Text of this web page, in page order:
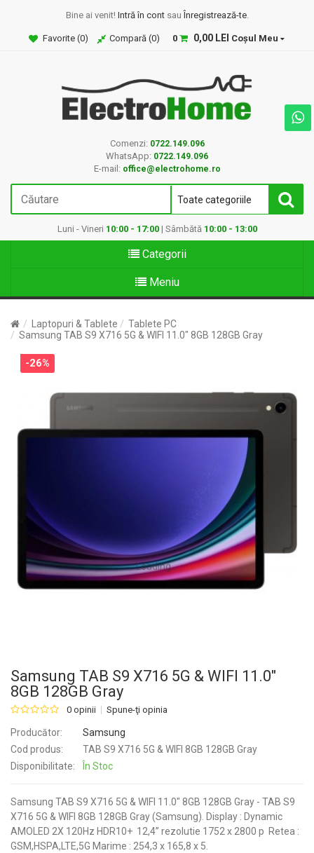
Bine ai venit! Intră în contsau Înregistrează-te.
Favorite (0) Compară (0) 0 0,00 LEI Coșul Meu
Comenzi: 0722.149.096
WhatsApp: 0722.149.096
E-mail: office@electrohome.ro
Luni - Vineri 10:00 - 17:00| Sâmbătă 10:00 - 13:00
Categorii
Meniu
Laptopuri & Tablete
Tablete PC
Samsung TAB S9 X716 5G & WIFI 11.0" 8GB 128GB Gray
Loading...
-26%
Samsung TAB S9 X716 5G & WIFI 11.0"
8GB 128GB Gray
0 opinii Spune-ţi opinia
Producător:
Samsung
Cod produs:
TAB S9 X716 5G & WIFI 8GB 128GB Gray
Disponibilitate:
În Stoc
Samsung TAB S9 X716 5G & WIFI 11.0" 8GB 128GB Gray - TAB S9
X716 5G & WIFI 8GB 128GB Gray (Samsung). Display : Dynamic
AMOLED 2X 120Hz HDR10+ 12,4” rezolutie 1752 x 2800 p Retea :
GSM,HSPA,LTE,5G Marime : 254,3 x 165,8 x 5.